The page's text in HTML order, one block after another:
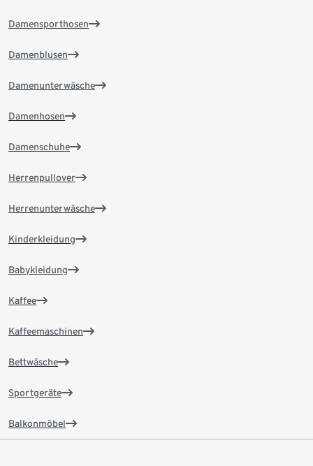
Damensporthosen
Damenblusen
Damenunterwäsche
Damenhosen
Damenschuhe
Herrenpullover
Herrenunterwäsche
Kinderkleidung
Babykleidung
Kaffee
Kaffeemaschinen
Bettwäsche
Sportgeräte
Balkonmöbel